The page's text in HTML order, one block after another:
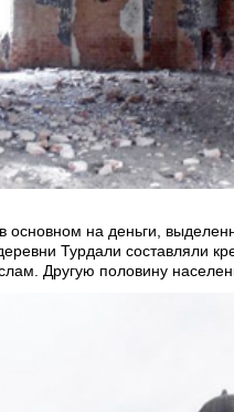
основном на деньги,
Турдали составляли
Другую половину